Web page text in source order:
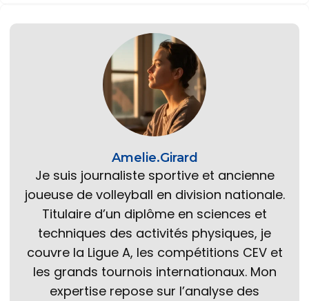
Amelie.Girard
Je suis journaliste sportive et ancienne
joueuse de volleyball en division nationale.
Titulaire d’un diplôme en sciences et
techniques des activités physiques, je
couvre la Ligue A, les compétitions CEV et
les grands tournois internationaux. Mon
expertise repose sur l’analyse des